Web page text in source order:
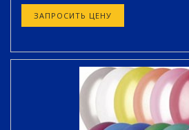
ЗАПРОСИТЬ ЦЕНУ